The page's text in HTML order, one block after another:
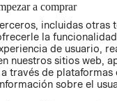
COOKIES
LIBRO DE
a comprar
incluidas otras
la
de usuario,
nuestros sitios web,
través de plataformas
sobre el